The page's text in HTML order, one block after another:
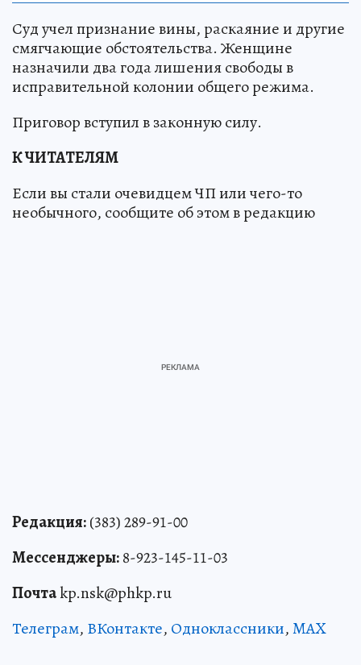
Суд учел признание вины, раскаяние и другие
смягчающие обстоятельства. Женщине
назначили два года лишения свободы в
исправительной колонии общего режима.
Приговор вступил в законную силу.
К ЧИТАТЕЛЯМ
Если вы стали очевидцем ЧП или чего-то
необычного, сообщите об этом в редакцию
Редакция:(383) 289-91-00
Мессенджеры:8-923-145-11-03
Почтаkp.nsk@phkp.ru
Телеграм, ВКонтакте, Одноклассники,MAX